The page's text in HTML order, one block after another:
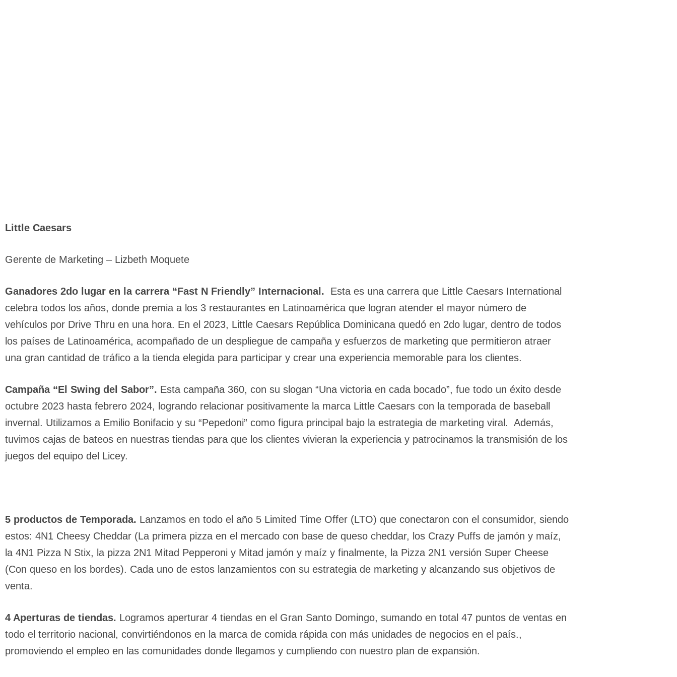
Little Caesars
Gerente de Marketing – Lizbeth Moquete
Ganadores 2do lugar en la carrera “Fast N Friendly” Internacional. Esta es una carrera que Little Caesars International
celebra todos los años, donde premia a los 3 restaurantes en Latinoamérica que logran atender el mayor número de
vehículos por Drive Thru en una hora. En el 2023, Little Caesars República Dominicana quedó en 2do lugar, dentro de todos
los países de Latinoamérica, acompañado de un despliegue de campaña y esfuerzos de marketing que permitieron atraer
una gran cantidad de tráfico a la tienda elegida para participar y crear una experiencia memorable para los clientes.
Campaña “El Swing del Sabor”. Esta campaña 360, con su slogan “Una victoria en cada bocado”, fue todo un éxito desde
octubre 2023 hasta febrero 2024, logrando relacionar positivamente la marca Little Caesars con la temporada de baseball
invernal. Utilizamos a Emilio Bonifacio y su “Pepedoni” como figura principal bajo la estrategia de marketing viral. Además,
tuvimos cajas de bateos en nuestras tiendas para que los clientes vivieran la experiencia y patrocinamos la transmisión de los
juegos del equipo del Licey.
5 productos de Temporada. Lanzamos en todo el año 5 Limited Time Offer (LTO) que conectaron con el consumidor, siendo
estos: 4N1 Cheesy Cheddar (La primera pizza en el mercado con base de queso cheddar, los Crazy Puffs de jamón y maíz,
la 4N1 Pizza N Stix, la pizza 2N1 Mitad Pepperoni y Mitad jamón y maíz y finalmente, la Pizza 2N1 versión Super Cheese
(Con queso en los bordes). Cada uno de estos lanzamientos con su estrategia de marketing y alcanzando sus objetivos de
venta.
4 Aperturas de tiendas. Logramos aperturar 4 tiendas en el Gran Santo Domingo, sumando en total 47 puntos de ventas en
todo el territorio nacional, convirtiéndonos en la marca de comida rápida con más unidades de negocios en el país.,
promoviendo el empleo en las comunidades donde llegamos y cumpliendo con nuestro plan de expansión.